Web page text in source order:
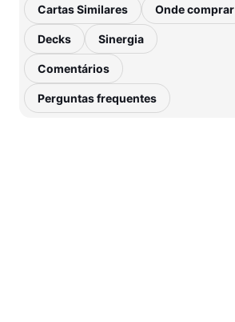
Cartas Similares Onde comprar
Decks Sinergia
Comentários
Perguntas frequentes